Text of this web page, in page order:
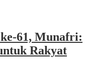
61, Munafri:
Rakyat